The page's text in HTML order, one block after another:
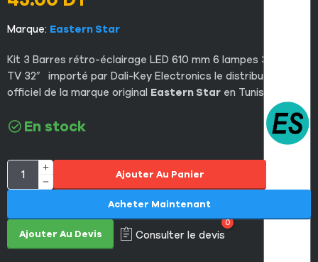
Marque: Eastern Star
Kit 3 Barres rétro-éclairage LED 610 mm 6 lampes 3V pour
TV 32″ importé par Dali-Key Electronics le distributeur
officiel de la marque original Eastern Star en Tunisie
En stock
Ajouter Au Panier
Ajouter Au Devis Consulter le devis
0
Acheter Maintenant